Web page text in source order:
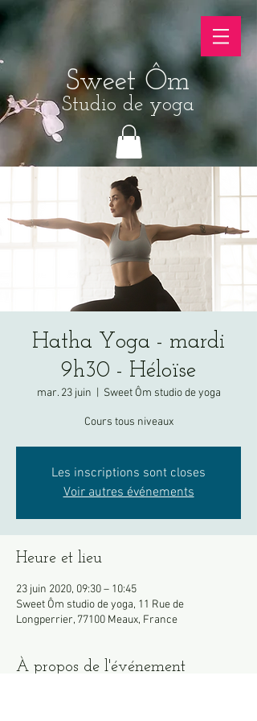
Sweet Ôm
Studio de yoga
Hatha Yoga - mardi
9h30 - Héloïse
mar. 23 juin Sweet Ôm studio de yoga
Cours tous niveaux
Les inscriptions sont closes
Voir autres événements
Heure et lieu
23 juin 2020, 09:30 – 10:45
Sweet Ôm studio de yoga, 11 Rue de
Longperrier, 77100 Meaux, France
À propos de l'événement